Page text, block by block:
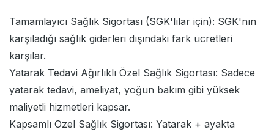
Tamamlayıcı Sağlık Sigortası (SGK'lılar için): SGK'nın
karşıladığı sağlık giderleri dışındaki fark ücretleri
karşılar.
Yatarak Tedavi Ağırlıklı Özel Sağlık Sigortası: Sadece
yatarak tedavi, ameliyat, yoğun bakım gibi yüksek
maliyetli hizmetleri kapsar.
Kapsamlı Özel Sağlık Sigortası: Yatarak + ayakta